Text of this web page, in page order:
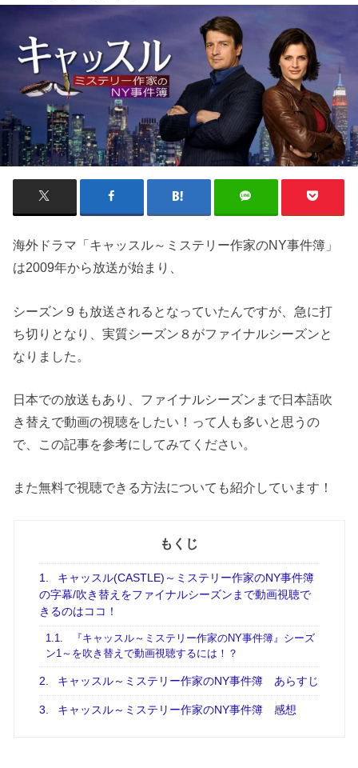
海外ドラマ「キャッスル～ミステリー作家のNY事件簿」
は2009年から放送が始まり、
シーズン９も放送されるとなっていたんですが、急に打
ち切りとなり、実質シーズン８がファイナルシーズンと
なりました。
日本での放送もあり、ファイナルシーズンまで日本語吹
き替えで動画の視聴をしたい！って人も多いと思うの
で、この記事を参考にしてみてください。
また無料で視聴できる方法についても紹介しています！
もくじ
1.
キャッスル(CASTLE)～ミステリー作家のNY事件簿
の字幕/吹き替えをファイナルシーズンまで動画視聴で
きるのはココ！
1.1.
『キャッスル～ミステリー作家のNY事件簿』シーズ
ン1～を吹き替えで動画視聴するには！？
2. キャッスル～ミステリー作家のNY事件簿 あらすじ
3. キャッスル～ミステリー作家のNY事件簿 感想